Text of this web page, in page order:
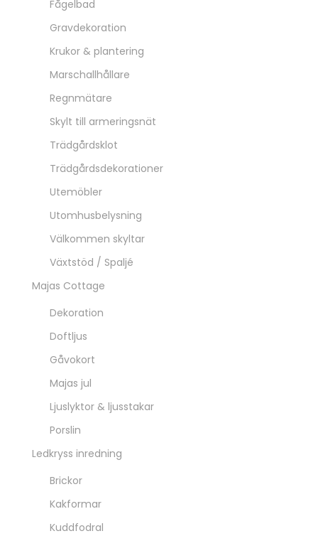
Fågelbad
Gravdekoration
Krukor & plantering
Marschallhållare
Regnmätare
Skylt till armeringsnät
Trädgårdsklot
Trädgårdsdekorationer
Utemöbler
Utomhusbelysning
Välkommen skyltar
Växtstöd / Spaljé
Majas Cottage
Dekoration
Doftljus
Gåvokort
Majas jul
Ljuslyktor & ljusstakar
Porslin
Ledkryss inredning
Brickor
Kakformar
Kuddfodral